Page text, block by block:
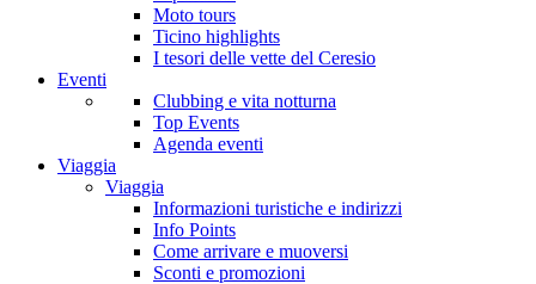
Moto tours
Ticino highlights
I tesori delle vette del Ceresio
Eventi
Clubbing e vita notturna
Top Events
Agenda eventi
Viaggia
Viaggia
Informazioni turistiche e indirizzi
Info Points
Come arrivare e muoversi
Sconti e promozioni